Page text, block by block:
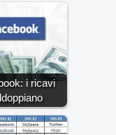
i ricavi